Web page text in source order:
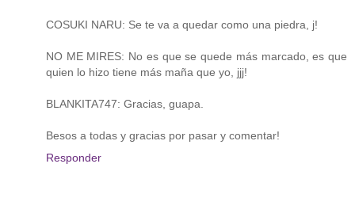
COSUKI NARU: Se te va a quedar como una piedra, j!
NO ME MIRES: No es que se quede más marcado, es que
quien lo hizo tiene más maña que yo, jjj!
BLANKITA747: Gracias, guapa.
Besos a todas y gracias por pasar y comentar!
Responder